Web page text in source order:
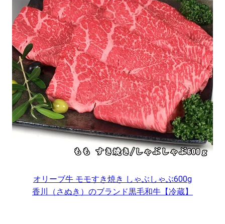
オリーブ牛 モモすき焼き しゃぶしゃぶ600g
香川（さぬき）のブランド黒毛和牛【冷蔵】